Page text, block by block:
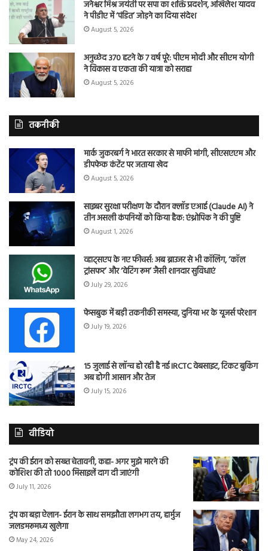
जनेश्वर मिश्र जयंती पर सपा का शक्ति प्रदर्शन, अखिलेश यादव
ने पीडीए में ‘पंडित’ जोड़ने का दिया संदेश
August 5, 2026
अनुच्छेद 370 हटने के 7 वर्ष पूरे: पीएम मोदी और सीएम योगी
ने विकास व एकता की यात्रा को सराहा
August 5, 2026
तकनीकी
मार्क जुकरबर्ग ने भारत सरकार से माफी मांगी, सीएसएएम और
डीपफेक कंटेंट पर जताया खेद
August 5, 2026
साइबर सुरक्षा परीक्षण के दौरान क्लॉड एआई (Claude AI) ने
तीन असली कंपनियों को किया हैक: एंथ्रोपिक ने की पुष्टि
August 1, 2026
व्हाट्सएप के नए फीचर्स: अब ब्राउजर से भी कॉलिंग, ‘कॉल
ट्रांसफर’ और ‘वेटिंग रूम’ जैसी शानदार सुविधाएं
July 29, 2026
फेसबुक में बड़ी तकनीकी समस्या, दुनिया भर के यूजर्स परेशान
July 19, 2026
15 जुलाई से लॉन्च हो रही है नई IRCTC वेबसाइट, टिकट बुकिंग
अब होगी आसान और तेज
July 15, 2026
वीडियो
ट्रंप की ईरान को सख्त चेतावनी, कहा- अगर मुझे मारने की
कोशिश की तो 1000 मिसाइलें दाग दी जाएंगी
July 11, 2026
ट्रंप का बड़ा ऐलान- ईरान के साथ समझौता लगभग तय, हार्मुज
जलडमरूमध्य खुलेगा
May 24, 2026